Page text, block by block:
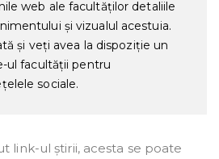
web ale facultăților detaliile
și vizualul acestuia.
și veți avea la dispoziție un
ul facultății pentru
sociale.
link-ul știrii, acesta se poate